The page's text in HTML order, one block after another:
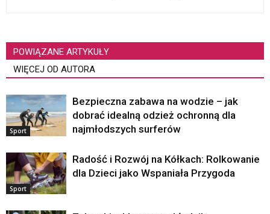
POWIĄZANE ARTYKUŁY
WIĘCEJ OD AUTORA
Sport
Bezpieczna zabawa na wodzie – jak
dobrać idealną odzież ochronną dla
najmłodszych surferów
Sport
Radość i Rozwój na Kółkach: Rolkowanie
dla Dzieci jako Wspaniała Przygoda